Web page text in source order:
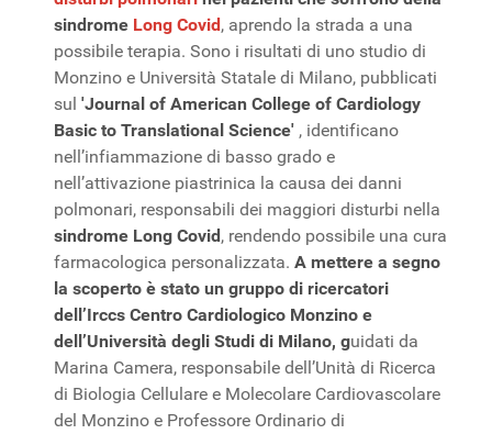
sindrome Long Covid, aprendo la strada a una
possibile terapia. Sono i risultati di uno studio di
Monzino e Università Statale di Milano, pubblicati
sul 'Journal of American College of Cardiology
Basic to Translational Science' , identificano
nell’infiammazione di basso grado e
nell’attivazione piastrinica la causa dei danni
polmonari, responsabili dei maggiori disturbi nella
sindrome Long Covid, rendendo possibile una cura
farmacologica personalizzata. A mettere a segno
la scoperto è stato un gruppo di ricercatori
dell’Irccs Centro Cardiologico Monzino e
dell’Università degli Studi di Milano, guidati da
Marina Camera, responsabile dell’Unità di Ricerca
di Biologia Cellulare e Molecolare Cardiovascolare
del Monzino e Professore Ordinario di